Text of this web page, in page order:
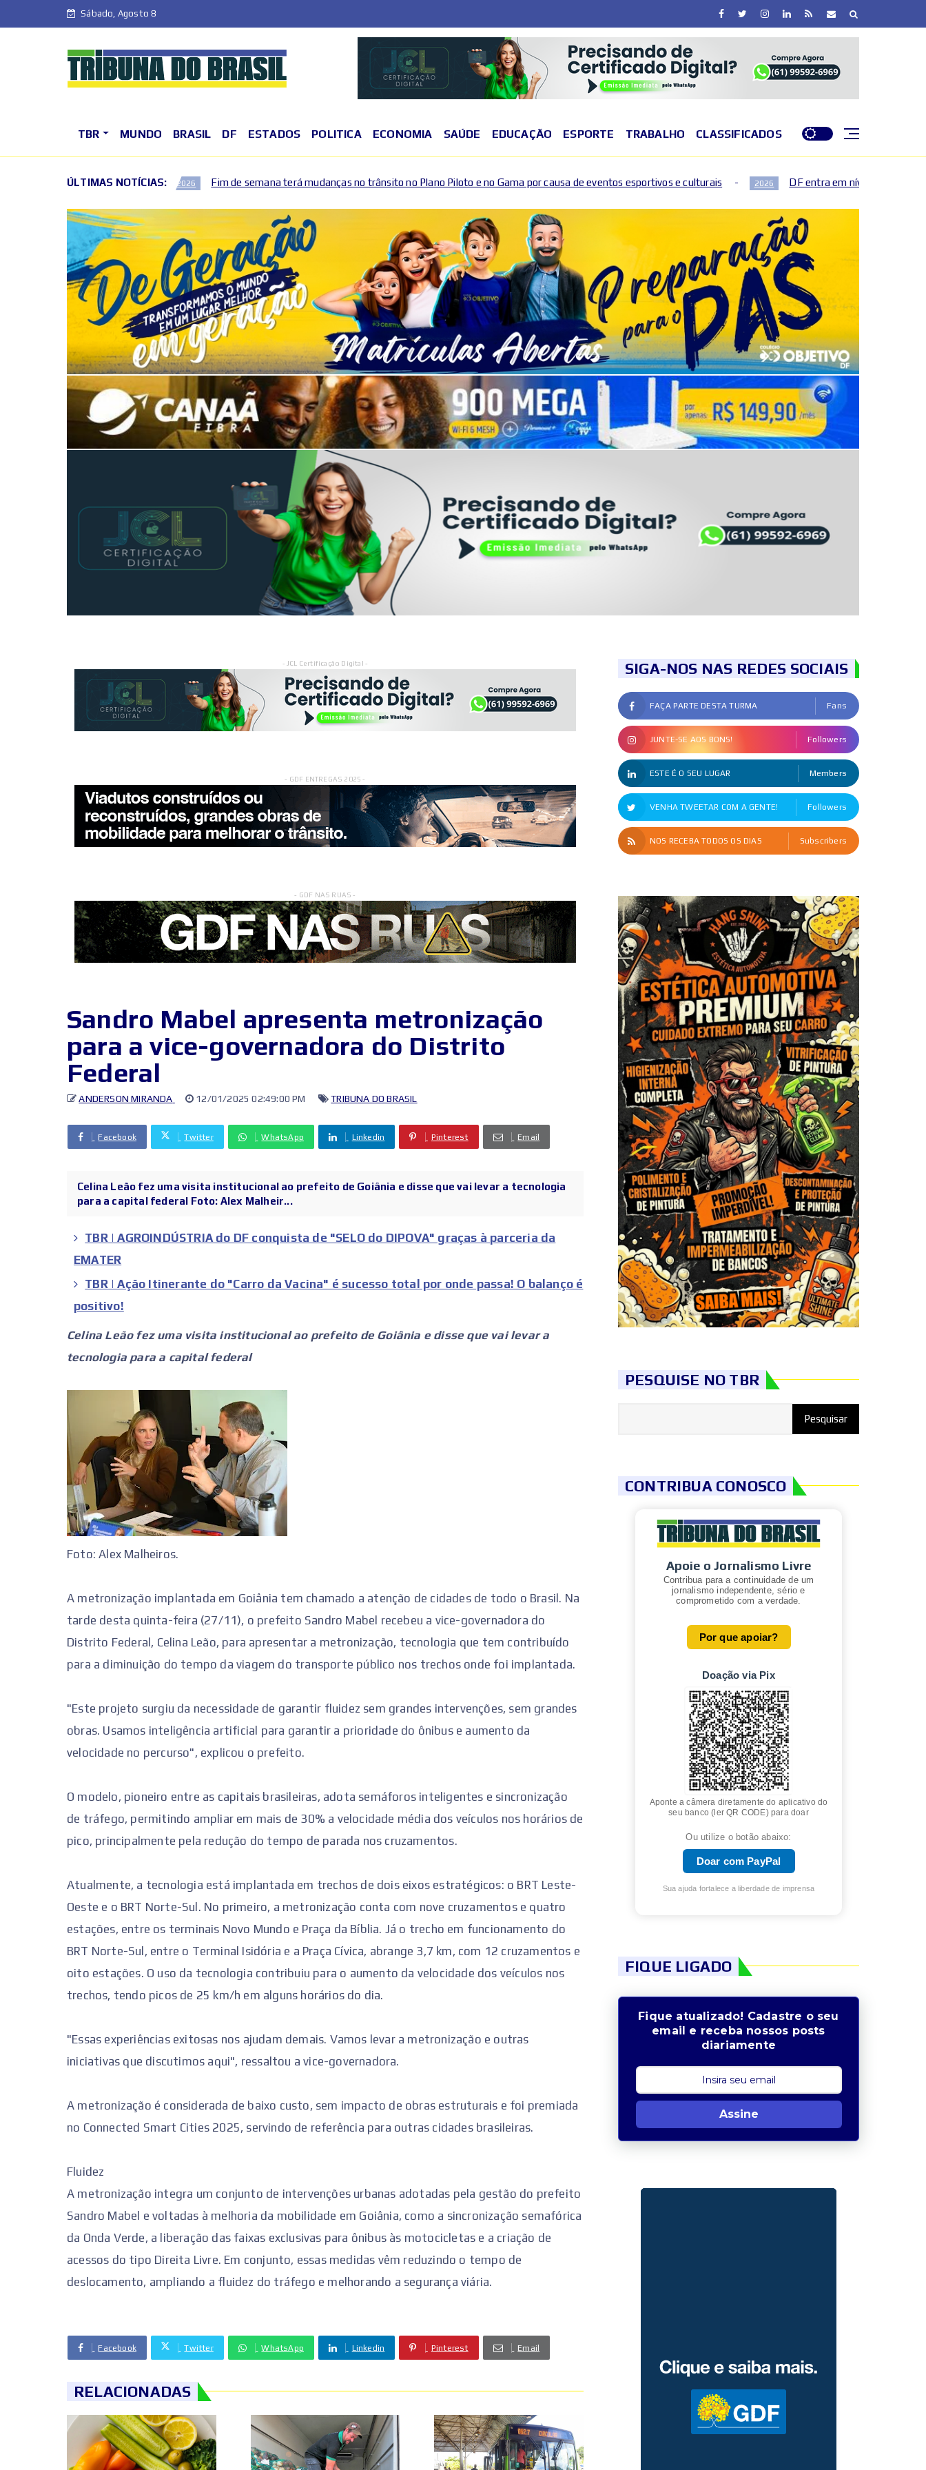
Sábado, Agosto 8
TBR MUNDO BRASIL DF ESTADOS POLITICA ECONOMIA SAÚDE EDUCAÇÃO ESPORTE TRABALHO CLASSIFICADOS
ÚLTIMAS NOTÍCIAS:
2026 Fim de semana terá mudanças no trânsito no Plano Piloto e no Gama por causa de eventos esportivos e culturais 2026 DF entra em nível de perigo por baixa umidade do
- JCL Certificação Digital -
- GDF ENTREGAS 2025 -
- GDF NAS RUAS -
Sandro Mabel apresenta metronização
para a vice-governadora do Distrito
Federal
ANDERSON MIRANDA 12/01/2025 02:49:00 PM TRIBUNA DO BRASIL
Facebook Twitter WhatsApp Linkedin Pinterest Email
Celina Leão fez uma visita institucional ao prefeito de Goiânia e disse que vai levar a tecnologia
para a capital federal Foto: Alex Malheir...
TBR | AGROINDÚSTRIA do DF conquista de "SELO do DIPOVA" graças à parceria da
EMATER
TBR | Ação Itinerante do "Carro da Vacina" é sucesso total por onde passa! O balanço é
positivo!
Celina Leão fez uma visita institucional ao prefeito de Goiânia e disse que vai levar a
tecnologia para a capital federal
Foto: Alex Malheiros.
A metronização implantada em Goiânia tem chamado a atenção de cidades de todo o Brasil. Na
tarde desta quinta-feira (27/11), o prefeito Sandro Mabel recebeu a vice-governadora do
Distrito Federal, Celina Leão, para apresentar a metronização, tecnologia que tem contribuído
para a diminuição do tempo da viagem do transporte público nos trechos onde foi implantada.
"Este projeto surgiu da necessidade de garantir fluidez sem grandes intervenções, sem grandes
obras. Usamos inteligência artificial para garantir a prioridade do ônibus e aumento da
velocidade no percurso", explicou o prefeito.
O modelo, pioneiro entre as capitais brasileiras, adota semáforos inteligentes e sincronização
de tráfego, permitindo ampliar em mais de 30% a velocidade média dos veículos nos horários de
pico, principalmente pela redução do tempo de parada nos cruzamentos.
Atualmente, a tecnologia está implantada em trechos de dois eixos estratégicos: o BRT Leste-
Oeste e o BRT Norte-Sul. No primeiro, a metronização conta com nove cruzamentos e quatro
estações, entre os terminais Novo Mundo e Praça da Bíblia. Já o trecho em funcionamento do
BRT Norte-Sul, entre o Terminal Isidória e a Praça Cívica, abrange 3,7 km, com 12 cruzamentos e
oito estações. O uso da tecnologia contribuiu para o aumento da velocidade dos veículos nos
trechos, tendo picos de 25 km/h em alguns horários do dia.
"Essas experiências exitosas nos ajudam demais. Vamos levar a metronização e outras
iniciativas que discutimos aqui", ressaltou a vice-governadora.
A metronização é considerada de baixo custo, sem impacto de obras estruturais e foi premiada
no Connected Smart Cities 2025, servindo de referência para outras cidades brasileiras.
Fluidez
A metronização integra um conjunto de intervenções urbanas adotadas pela gestão do prefeito
Sandro Mabel e voltadas à melhoria da mobilidade em Goiânia, como a sincronização semafórica
da Onda Verde, a liberação das faixas exclusivas para ônibus às motocicletas e a criação de
acessos do tipo Direita Livre. Em conjunto, essas medidas vêm reduzindo o tempo de
deslocamento, ampliando a fluidez do tráfego e melhorando a segurança viária.
Facebook Twitter WhatsApp Linkedin Pinterest Email
RELACIONADAS
SIGA-NOS NAS REDES SOCIAIS
FAÇA PARTE DESTA TURMA Fans
JUNTE-SE AOS BONS! Followers
ESTE É O SEU LUGAR Members
VENHA TWEETAR COM A GENTE! Followers
NOS RECEBA TODOS OS DIAS Subscribers
PESQUISE NO TBR
CONTRIBUA CONOSCO
Apoie o Jornalismo Livre
Contribua para a continuidade de um
jornalismo independente, sério e
comprometido com a verdade.
Por que apoiar?
Doação via Pix
Aponte a câmera diretamente do aplicativo do
seu banco (ler QR CODE) para doar
Ou utilize o botão abaixo:
Doar com PayPal
Sua ajuda fortalece a liberdade de imprensa
FIQUE LIGADO
Fique atualizado! Cadastre o seu
email e receba nossos posts
diariamente
Assine